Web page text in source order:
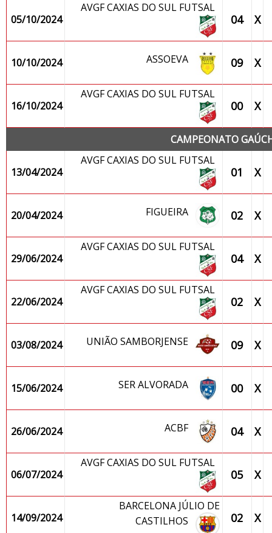
05/10/2024
AVGF CAXIAS DO SUL FUTSAL
04 X
10/10/2024 ASSOEVA 09 X
16/10/2024
AVGF CAXIAS DO SUL FUTSAL
00 X
CAMPEONATO
13/04/2024
AVGF CAXIAS DO SUL FUTSAL
01 X
20/04/2024 FIGUEIRA 02 X
29/06/2024
AVGF CAXIAS DO SUL FUTSAL
04 X
22/06/2024
AVGF CAXIAS DO SUL FUTSAL
02 X
03/08/2024 UNIÃO SAMBORJENSE 09 X
15/06/2024 SER ALVORADA 00 X
26/06/2024 ACBF 04 X
06/07/2024
AVGF CAXIAS DO SUL FUTSAL
05 X
14/09/2024
BARCELONA JÚLIO DE
CASTILHOS
02 X